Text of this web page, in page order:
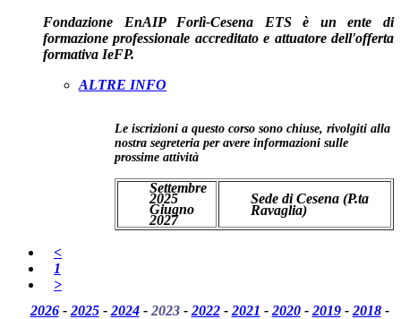
Fondazione EnAIP Forlì-Cesena ETS è un ente di
formazione professionale accreditato e attuatore dell'offerta
formativa IeFP.
ALTRE INFO
Le iscrizioni a questo corso sono chiuse, rivolgiti alla
nostra segreteria per avere informazioni sulle
prossime attività
Settembre
2025
Giugno
2027
Sede di Cesena (P.ta
Ravaglia)
<
1
>
2026- 2025- 2024- 2023- 2022- 2021 - 2020- 2019- 2018-